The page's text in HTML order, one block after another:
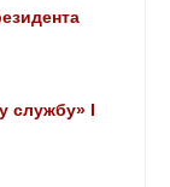
службу» I